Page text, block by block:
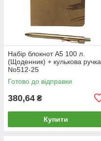
Набір блокнот А5 100 л.
(Щоденник) + кулькова ручка
No512-25
Готово до відправки
380,64 ₴
Купити